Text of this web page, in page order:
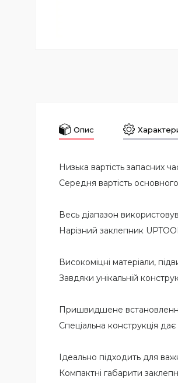
Опис
Низька вартість запасних
Середня вартість
Весь діапазон
Нарізний заклепник
Високоміцні матеріали,
Завдяки унікальній
Пришвидшене
Спеціальна конструкція
Ідеально підходить для
Компактні габарити